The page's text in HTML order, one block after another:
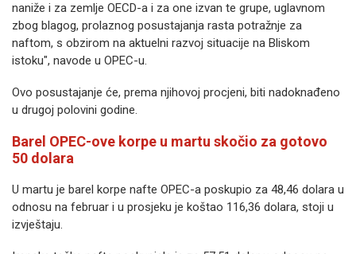
naniže i za zemlje OECD-a i za one izvan te grupe, uglavnom
zbog blagog, prolaznog posustajanja rasta potražnje za
naftom, s obzirom na aktuelni razvoj situacije na Bliskom
istoku", navode u OPEC-u.
Ovo posustajanje će, prema njihovoj procjeni, biti nadoknađeno
u drugoj polovini godine.
Barel OPEC-ove korpe u martu skočio za gotovo
50 dolara
U martu je barel korpe nafte OPEC-a poskupio za 48,46 dolara u
odnosu na februar i u prosjeku je koštao 116,36 dolara, stoji u
izvještaju.